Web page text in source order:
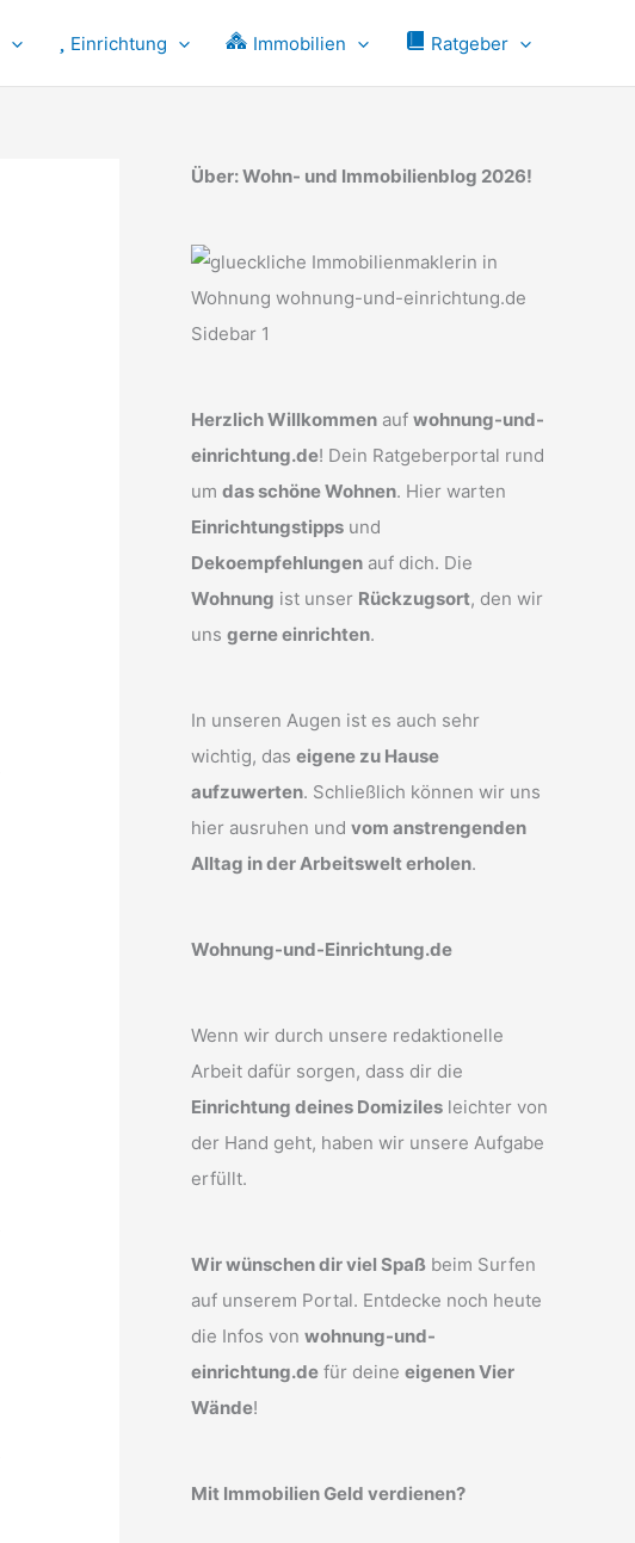
Einrichtung Immobilien Ratgeber
Über: Wohn- und Immobilienblog 2026!
Herzlich Willkommen auf wohnung-und-
einrichtung.de! Dein Ratgeberportal rund
um das schöne Wohnen. Hier warten
Einrichtungstipps und
Dekoempfehlungen auf dich. Die
Wohnung ist unser Rückzugsort, den wir
uns gerne einrichten.
In unseren Augen ist es auch sehr
wichtig, das eigene zu Hause
aufzuwerten. Schließlich können wir uns
hier ausruhen und vom anstrengenden
Alltag in der Arbeitswelt erholen.
Wohnung-und-Einrichtung.de
Wenn wir durch unsere redaktionelle
Arbeit dafür sorgen, dass dir die
Einrichtung deines Domiziles leichter von
der Hand geht, haben wir unsere Aufgabe
erfüllt.
Wir wünschen dir viel Spaß beim Surfen
auf unserem Portal. Entdecke noch heute
die Infos von wohnung-und-
einrichtung.de für deine eigenen Vier
Wände!
Mit Immobilien Geld verdienen?